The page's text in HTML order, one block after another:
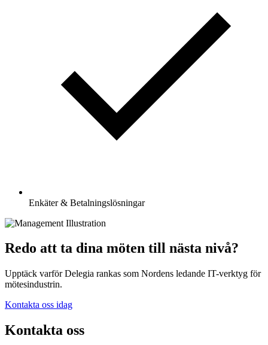
Enkäter & Betalningslösningar
Redo att ta dina möten till nästa nivå?
Upptäck varför Delegia rankas som Nordens ledande IT-verktyg för
mötesindustrin.
Kontakta oss idag
Kontakta oss